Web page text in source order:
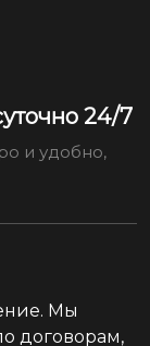
24/7
и удобно,
Мы
договорам,